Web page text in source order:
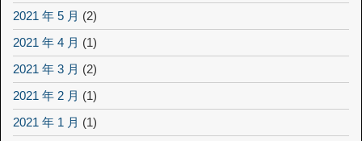
2021 年 5 月 (2)
2021 年 4 月 (1)
2021 年 3 月 (2)
2021 年 2 月 (1)
2021 年 1 月 (1)